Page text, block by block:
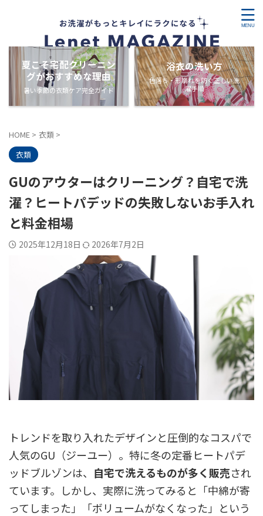
夏こそ宅配クリーニン
グがおすすめな理由
暑い季節の衣類ケア完全ガイド
浴衣の洗い方
色落ち・形崩れを防ぐ正しい洗
濯手順
HOME > 衣類 >
衣類
GUのアウターはクリーニング？自宅で洗
濯？ヒートパデッドの失敗しないお手入れ
と料金相場
2025年12月18日 2026年7月2日
トレンドを取り入れたデザインと圧倒的なコスパで
人気のGU（ジーユー）。特に冬の定番ヒートパデ
ッドブルゾンは、 自宅で洗えるものが多く販売され
ています。しかし、実際に洗ってみると「中綿が寄
ってしまった」「ボリュームがなくなった」という